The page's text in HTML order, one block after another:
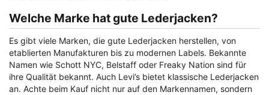
Welche Marke hat gute Lederjacken?
Es gibt viele Marken, die gute Lederjacken herstellen, von
etablierten Manufakturen bis zu modernen Labels. Bekannte
Namen wie Schott NYC, Belstaff oder Freaky Nation sind für
ihre Qualität bekannt. Auch Levi’s bietet klassische Lederjacken
an. Achte beim Kauf nicht nur auf den Markennamen, sondern